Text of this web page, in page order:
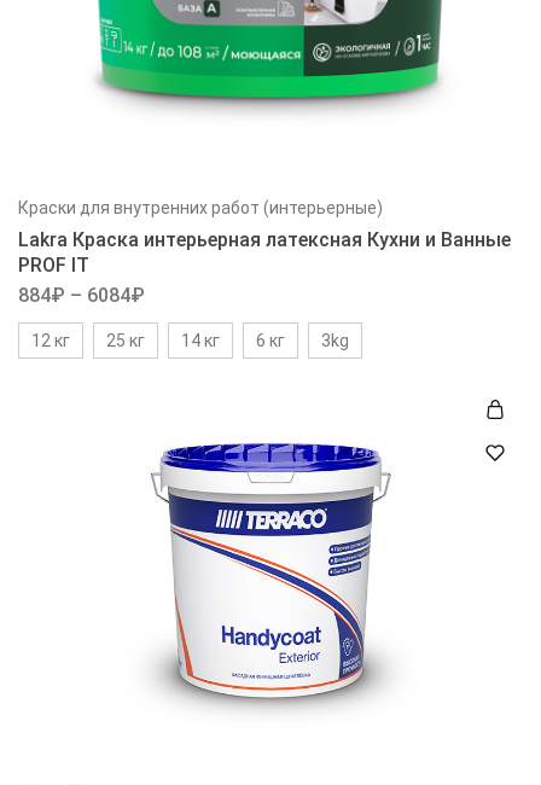
Краски для внутренних работ (интерьерные)
Lakra Краска интерьерная латексная Кухни и Ванные
PROF IT
884₽ – 6084₽
12 кг 25 кг 14 кг 6 кг 3kg